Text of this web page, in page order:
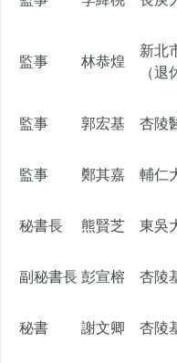
監事 林恭煌
新北
（退
監事 郭宏基 杏陵
監事 鄭其嘉 輔仁
秘書長 熊賢芝 東吳
副秘書長 彭宣榕 杏陵
秘書 謝文卿 杏陵